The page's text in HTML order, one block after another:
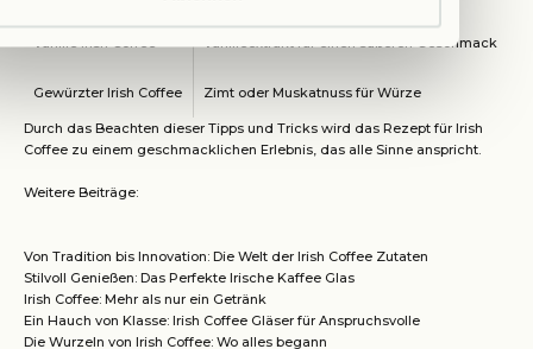
Vanille Irish Coffee Vanilleextrakt für einen süßeren Geschmack
Gewürzter Irish Coffee Zimt oder Muskatnuss für Würze
Durch das Beachten dieser Tipps und Tricks wird das Rezept für Irish
Coffee zu einem geschmacklichen Erlebnis, das alle Sinne anspricht.
Weitere Beiträge:
Von Tradition bis Innovation: Die Welt der Irish Coffee Zutaten
Stilvoll Genießen: Das Perfekte Irische Kaffee Glas
Irish Coffee: Mehr als nur ein Getränk
Ein Hauch von Klasse: Irish Coffee Gläser für Anspruchsvolle
Die Wurzeln von Irish Coffee: Wo alles begann